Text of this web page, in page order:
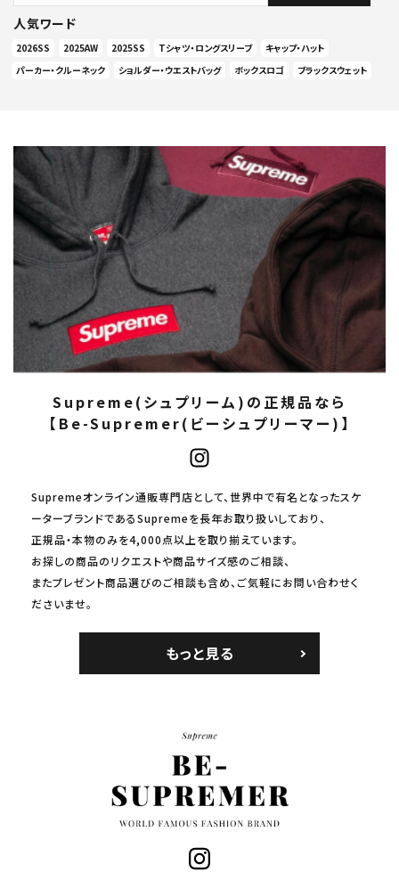
人気ワード
2026SS 2025AW 2025SS Tシャツ・ロングスリーブ
キャップ・ハット
パーカー・クルーネック
ショルダー・ウエストバッグ ボックスロゴ ブラックスウェット
Supreme(シュプリーム)の正規品なら
【Be-Supremer(ビーシュプリーマー)】
Supremeオンライン通販専門店として、世界中で有名となったスケ
ーターブランドであるSupremeを長年お取り扱いしており、
正規品・本物のみを4,000点以上を取り揃えています。
お探しの商品のリクエストや商品サイズ感のご相談、
またプレゼント商品選びのご相談も含め、ご気軽にお問い合わせく
ださいませ。
もっと見る